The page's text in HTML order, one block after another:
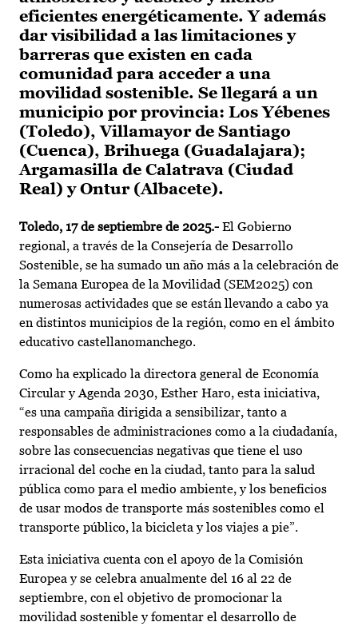
eficientes energéticamente. Y además
dar visibilidad a las limitaciones y
barreras que existen en cada
comunidad para acceder a una
movilidad sostenible. Se llegará a un
municipio por provincia: Los Yébenes
(Toledo), Villamayor de Santiago
(Cuenca), Brihuega (Guadalajara);
Argamasilla de Calatrava (Ciudad
Real) y Ontur (Albacete).
Toledo, 17 de septiembre de 2025.- El Gobierno
regional, a través de la Consejería de Desarrollo
Sostenible, se ha sumado un año más a la celebración de
la Semana Europea de la Movilidad (SEM2025) con
numerosas actividades que se están llevando a cabo ya
en distintos municipios de la región, como en el ámbito
educativo castellanomanchego.
Como ha explicado la directora general de Economía
Circular y Agenda 2030, Esther Haro, esta iniciativa,
“es una campaña dirigida a sensibilizar, tanto a
responsables de administraciones como a la ciudadanía,
sobre las consecuencias negativas que tiene el uso
irracional del coche en la ciudad, tanto para la salud
pública como para el medio ambiente, y los beneficios
de usar modos de transporte más sostenibles como el
transporte público, la bicicleta y los viajes a pie”.
Esta iniciativa cuenta con el apoyo de la Comisión
Europea y se celebra anualmente del 16 al 22 de
septiembre, con el objetivo de promocionar la
movilidad sostenible y fomentar el desarrollo de